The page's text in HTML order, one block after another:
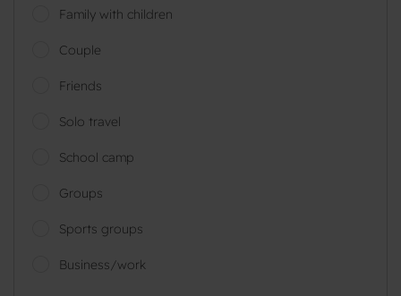
Family with children
Couple
Friends
Solo travel
School camp
Groups
Sports groups
Business/work